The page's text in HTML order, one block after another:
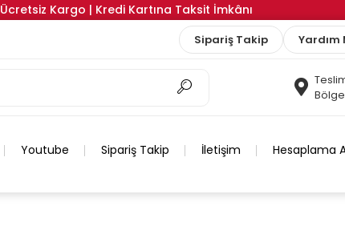
Kargo | Kredi Kartına Taksit İmkânı
Sipariş Takip Yardım
Youtube Sipariş Takip İletişim Hesaplama